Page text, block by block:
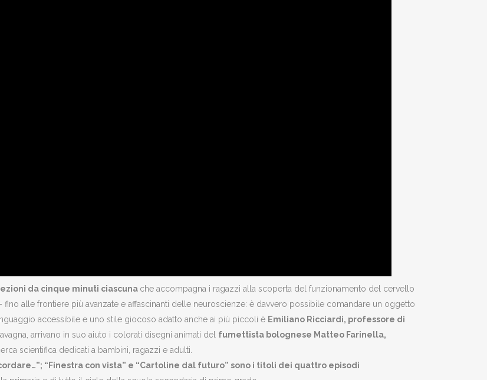
da cinque minuti ciascuna che accompagna i ragazzi alla scoperta del funzionamento del cervello
alle frontiere più avanzate e affascinanti delle neuroscienze: è davvero possibile comandare un oggetto
accessibile e uno stile giocoso adatto anche ai più piccoli è Emiliano Ricciardi, professore di
arrivano in suo aiuto i colorati disegni animati del fumettista bolognese Matteo Farinella,
scientifica dedicati a bambini, ragazzi e adulti.
“Finestra con vista” e “Cartoline dal futuro” sono i titoli dei quattro episodi